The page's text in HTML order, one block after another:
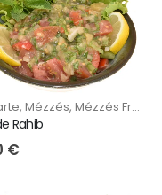
, Mézzés, Mézzés Froids
Rahib
€